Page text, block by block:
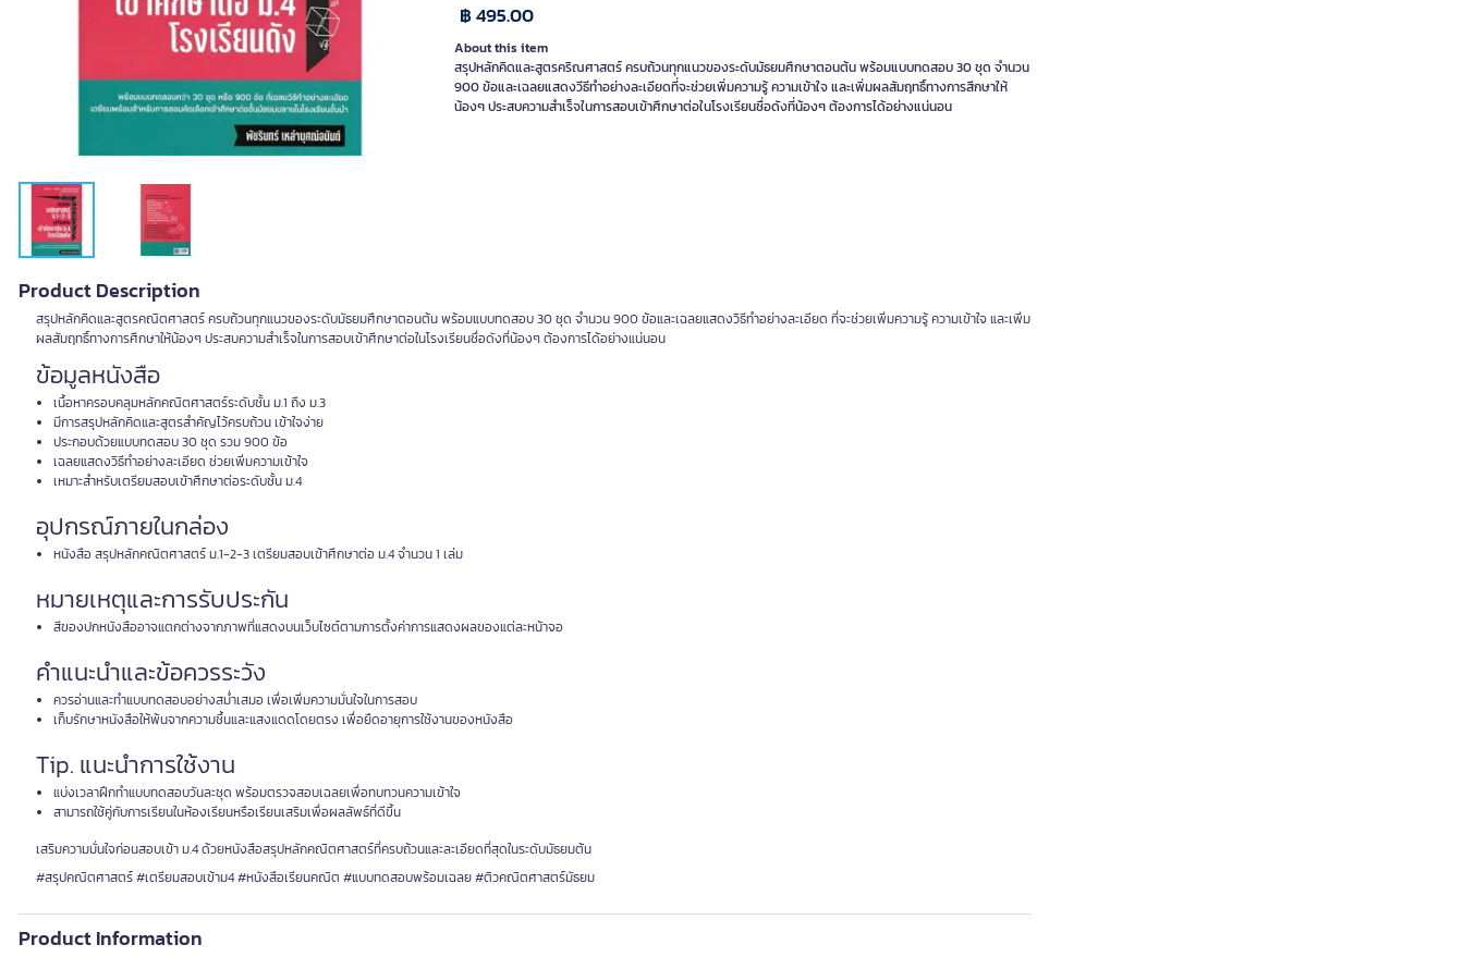
฿ 495.00
About this item
สรุปหลักคิดและสูตรคริณศาสตร์ ครบถ้วนทุกแนวของระดับมัธยมศึกษาตอนต้น พร้อมแบบทดสอบ 30 ชุด จำนวน
900 ข้อและเฉลยแสดงวีธีทำอย่างละเอียดที่จะช่วยเพิ่มความรู้ ความเข้าใจ และเพิ่มผลสัมฤทธิ์ทางการสึกษาให้
น้องๆ ประสบความสำเร็จในการสอบเข้าศึกษาต่อในโรงเรียนชื่อดังที่น้องๆ ต้องการได้อย่างแน่นอน
Product Description
สรุปหลักคิดและสูตรคณิตศาสตร์ ครบถ้วนทุกแนวของระดับมัธยมศึกษาตอนต้น พร้อมแบบทดสอบ 30 ชุด จำนวน 900 ข้อและเฉลยแสดงวิธีทำอย่างละเอียด ที่จะช่วยเพิ่มความรู้ ความเข้าใจ และเพิ่ม
ผลสัมฤทธิ์ทางการศึกษาให้น้องๆ ประสบความสำเร็จในการสอบเข้าศึกษาต่อในโรงเรียนชื่อดังที่น้องๆ ต้องการได้อย่างแน่นอน
ข้อมูลหนังสือ
เนื้อหาครอบคลุมหลักคณิตศาสตร์ระดับชั้น ม.1 ถึง ม.3
มีการสรุปหลักคิดและสูตรสำคัญไว้ครบถ้วน เข้าใจง่าย
ประกอบด้วยแบบทดสอบ 30 ชุด รวม 900 ข้อ
เฉลยแสดงวิธีทำอย่างละเอียด ช่วยเพิ่มความเข้าใจ
เหมาะสำหรับเตรียมสอบเข้าศึกษาต่อระดับชั้น ม.4
อุปกรณ์ภายในกล่อง
หนังสือ สรุปหลักคณิตศาสตร์ ม.1-2-3 เตรียมสอบเข้าศึกษาต่อ ม.4 จำนวน 1 เล่ม
หมายเหตุและการรับประกัน
สีของปกหนังสืออาจแตกต่างจากภาพที่แสดงบนเว็บไซต์ตามการตั้งค่าการแสดงผลของแต่ละหน้าจอ
คำแนะนำและข้อควรระวัง
ควรอ่านและทำแบบทดสอบอย่างสม่ำเสมอ เพื่อเพิ่มความมั่นใจในการสอบ
เก็บรักษาหนังสือให้พ้นจากความชื้นและแสงแดดโดยตรง เพื่อยืดอายุการใช้งานของหนังสือ
Tip. แนะนำการใช้งาน
แบ่งเวลาฝึกทำแบบทดสอบวันละชุด พร้อมตรวจสอบเฉลยเพื่อทบทวนความเข้าใจ
สามารถใช้คู่กับการเรียนในห้องเรียนหรือเรียนเสริมเพื่อผลลัพธ์ที่ดีขึ้น
เสริมความมั่นใจก่อนสอบเข้า ม.4 ด้วยหนังสือสรุปหลักคณิตศาสตร์ที่ครบถ้วนและละเอียดที่สุดในระดับมัธยมต้น
#สรุปคณิตศาสตร์ #เตรียมสอบเข้าม4 #หนังสือเรียนคณิต #แบบทดสอบพร้อมเฉลย #ติวคณิตศาสตร์มัธยม
Product Information